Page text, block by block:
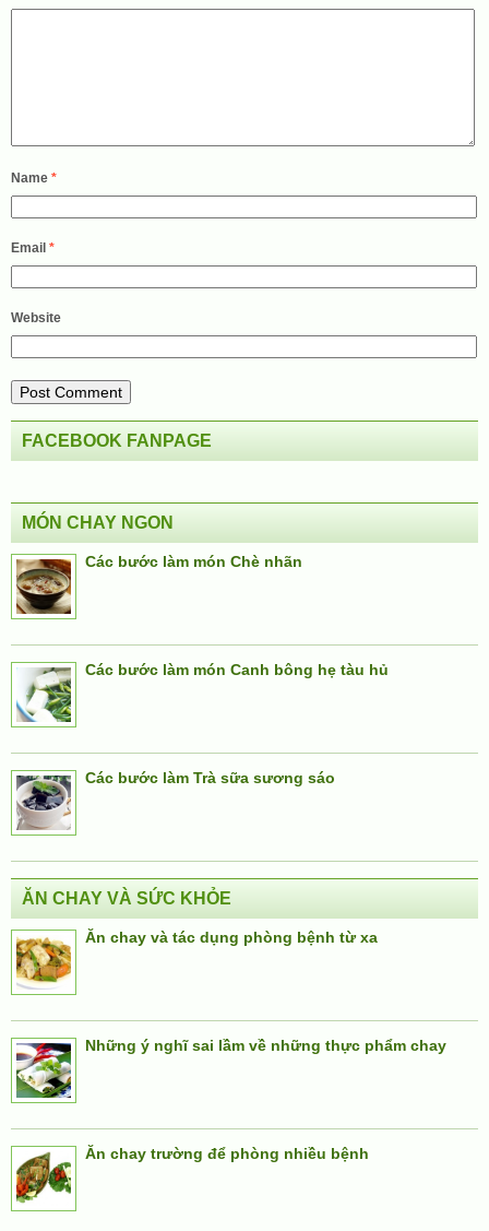
Name *
Email *
Website
FACEBOOK FANPAGE
MÓN CHAY NGON
Các bước làm món Chè nhãn
Các bước làm món Canh bông hẹ tàu hủ
Các bước làm Trà sữa sương sáo
ĂN CHAY VÀ SỨC KHỎE
Ăn chay và tác dụng phòng bệnh từ xa
Những ý nghĩ sai lầm về những thực phẩm chay
Ăn chay trường để phòng nhiều bệnh